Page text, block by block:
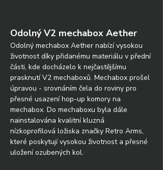
Odolný V2 mechabox Aether
Odolný mechabox Aether nabízí vysokou
životnost díky přidanému materiálu v přední
části, kde docházelo k nejčastějšímu
prasknutí V2 mechaboxů. Mechabox prošel
úpravou - srovnáním čela do roviny pro
přesné usazení hop-up komory na
mechabox. Do mechaboxu byla dále
nainstalována kvalitní kluzná
nízkoprofilová ložiska značky Retro Arms,
které poskytují vysokou životnost a přesné
uložení ozubených kol.